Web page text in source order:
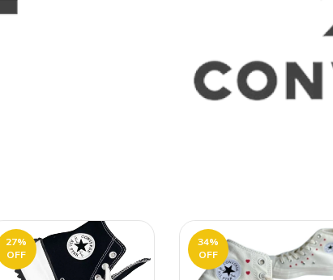
27%
OFF
34%
OFF